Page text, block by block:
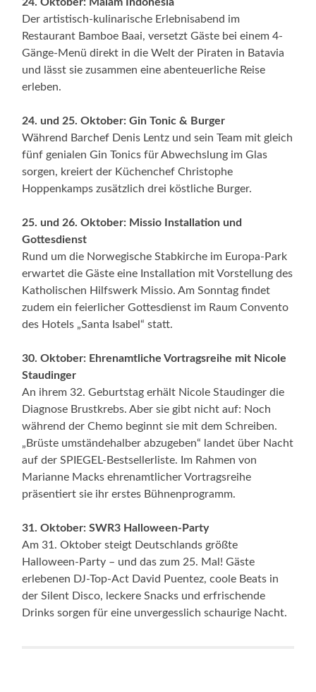
24. Oktober: Malam Indonesia
Der artistisch-kulinarische Erlebnisabend im
Restaurant Bamboe Baai, versetzt Gäste bei einem 4-
Gänge-Menü direkt in die Welt der Piraten in Batavia
und lässt sie zusammen eine abenteuerliche Reise
erleben.
24. und 25. Oktober: Gin Tonic & Burger
Während Barchef Denis Lentz und sein Team mit gleich
fünf genialen Gin Tonics für Abwechslung im Glas
sorgen, kreiert der Küchenchef Christophe
Hoppenkamps zusätzlich drei köstliche Burger.
25. und 26. Oktober: Missio Installation und
Gottesdienst
Rund um die Norwegische Stabkirche im Europa-Park
erwartet die Gäste eine Installation mit Vorstellung des
Katholischen Hilfswerk Missio. Am Sonntag findet
zudem ein feierlicher Gottesdienst im Raum Convento
des Hotels „Santa Isabel“ statt.
30. Oktober: Ehrenamtliche Vortragsreihe mit Nicole
Staudinger
An ihrem 32. Geburtstag erhält Nicole Staudinger die
Diagnose Brustkrebs. Aber sie gibt nicht auf: Noch
während der Chemo beginnt sie mit dem Schreiben.
„Brüste umständehalber abzugeben“ landet über Nacht
auf der SPIEGEL-Bestsellerliste. Im Rahmen von
Marianne Macks ehrenamtlicher Vortragsreihe
präsentiert sie ihr erstes Bühnenprogramm.
31. Oktober: SWR3 Halloween-Party
Am 31. Oktober steigt Deutschlands größte
Halloween-Party – und das zum 25. Mal! Gäste
erlebenen DJ-Top-Act David Puentez, coole Beats in
der Silent Disco, leckere Snacks und erfrischende
Drinks sorgen für eine unvergesslich schaurige Nacht.